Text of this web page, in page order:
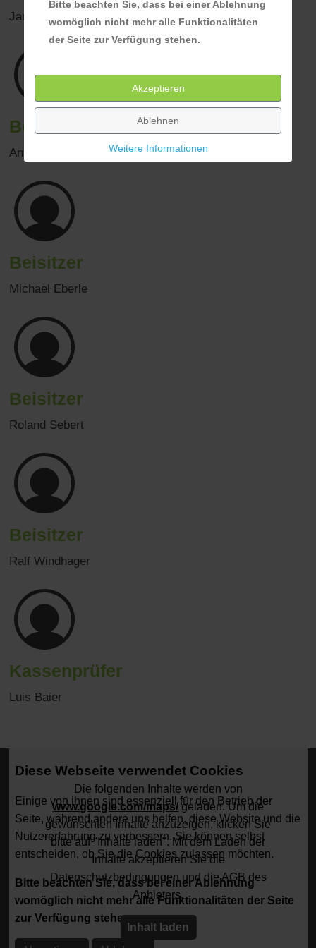
Jannik Kemmerer
Beisitzer
Anika Felch
Beisitzer
Michael Eberle
Beisitzer
Roland Sebert
Beisitzer
Ralf Windhager
Kassenprüfer
Luis Baier
Bitte beachten Sie, dass bei einer Ablehnung
womöglich nicht mehr alle Funktionalitäten
der Seite zur Verfügung stehen.
Akzeptieren
Ablehnen
Weitere Informationen